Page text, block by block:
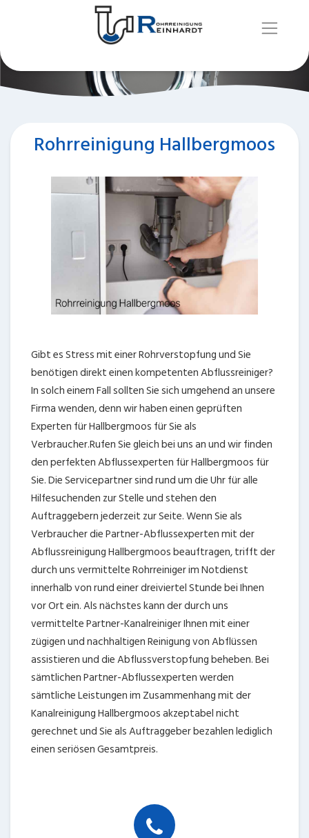
Rohrreinigung Hallbergmoos
Gibt es Stress mit einer Rohrverstopfung und Sie
benötigen direkt einen kompetenten Abflussreiniger?
In solch einem Fall sollten Sie sich umgehend an unsere
Firma wenden, denn wir haben einen geprüften
Experten für Hallbergmoos für Sie als
Verbraucher.Rufen Sie gleich bei uns an und wir finden
den perfekten Abflussexperten für Hallbergmoos für
Sie. Die Servicepartner sind rund um die Uhr für alle
Hilfesuchenden zur Stelle und stehen den
Auftraggebern jederzeit zur Seite. Wenn Sie als
Verbraucher die Partner-Abflussexperten mit der
Abflussreinigung Hallbergmoos beauftragen, trifft der
durch uns vermittelte Rohrreiniger im Notdienst
innerhalb von rund einer dreiviertel Stunde bei Ihnen
vor Ort ein. Als nächstes kann der durch uns
vermittelte Partner-Kanalreiniger Ihnen mit einer
zügigen und nachhaltigen Reinigung von Abflüssen
assistieren und die Abflussverstopfung beheben. Bei
sämtlichen Partner-Abflussexperten werden
sämtliche Leistungen im Zusammenhang mit der
Kanalreinigung Hallbergmoos akzeptabel nicht
gerechnet und Sie als Auftraggeber bezahlen lediglich
einen seriösen Gesamtpreis.